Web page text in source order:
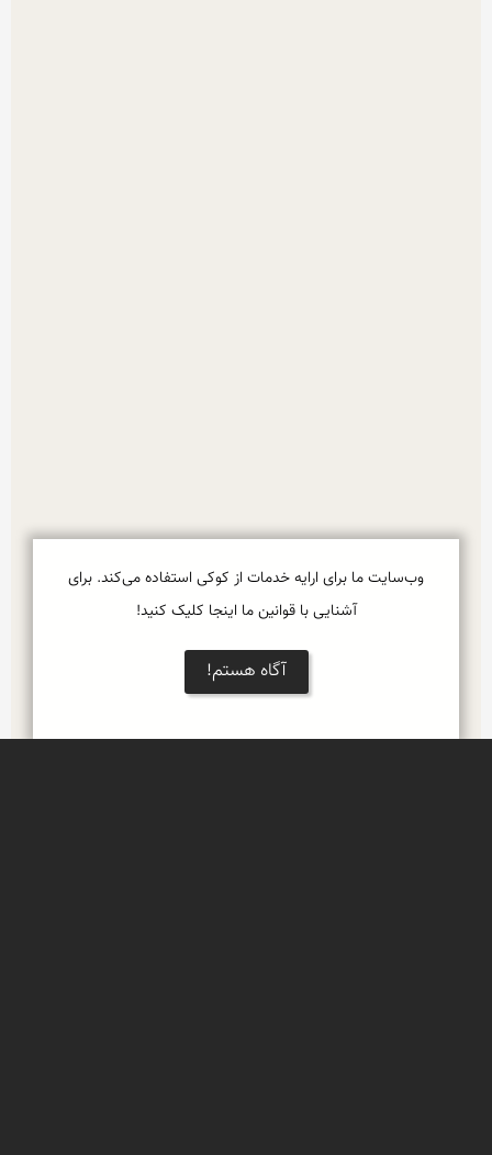
وب‌سایت ما برای ارایه خدمات از کوکی استفاده می‌کند. برای
آشنایی با قوانین ما اینجا کلیک کنید!
آگاه هستم!